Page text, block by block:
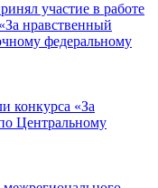
участие в работе
нравственный
федеральному
конкурса «За
Центральному